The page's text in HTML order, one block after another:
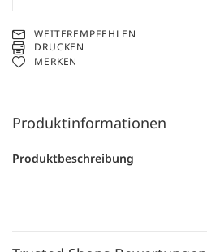
WEITEREMPFEHLEN
DRUCKEN
MERKEN
Produktinformationen
Produktbeschreibung